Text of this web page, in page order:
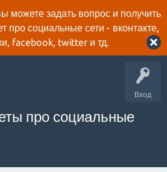
можете задать вопрос и получить
про социальные сети - вконтакте,
facebook, twitter и тд.
Вход
про социальные